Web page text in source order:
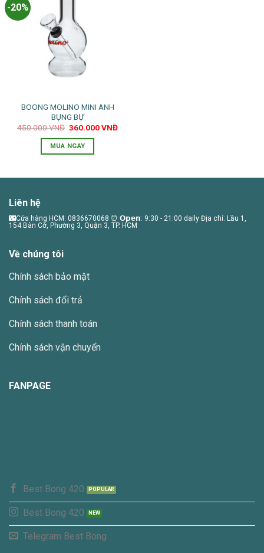
-20%
BOONG MOLINO MINI ANH
BỤNG BỰ
450.000VNĐ Giá
là:
450.000 VNĐ.
360.000VNĐGiá
MUA NGAY
Liên hệ
🌃Cửa hàng HCM: 0836670068 ⏰ 𝗢𝗽𝗲𝗻: 9:30 - 21:00 daily Địa chỉ: Lầu 1,
154 Bàn Cờ, Phường 3, Quận 3, TP. HCM
Về chúng tôi
Chính sách bảo mật
Chính sách đổi trả
Chính sách thanh toán
Chính sách vận chuyển
FANPAGE
Best Bong 420
Best Bong 420
Telegram Best Bong